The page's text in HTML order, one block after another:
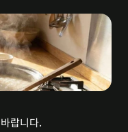
랍니다.